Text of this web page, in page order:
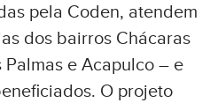
pela Coden, atendem
dos bairros Chácaras
Palmas e Acapulco – e
O projeto